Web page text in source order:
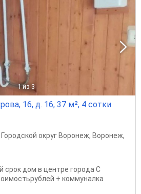
1 из 3
16, д. 16, 37 м², 4 сотки
Городской округ Воронеж, Воронеж,
срок дом в центре города С
+ коммуналка